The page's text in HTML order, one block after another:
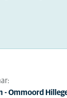
- Ommoord